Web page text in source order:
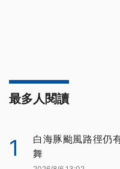
最多人閱讀
1
白海豚颱風路徑仍
舞